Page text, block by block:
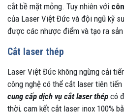
cắt bề mặt mỏng. Tuy nhiên với
của Laser Việt Đức và đội ngũ kỹ
được các nhược điểm và tạo ra
Cắt laser thép
Laser Việt Đức không ngừng cải
công nghệ có thể cắt laser tiên
cung cấp dịch vụ cắt laser thép có
thời, cam kết cắt laser inox 100%